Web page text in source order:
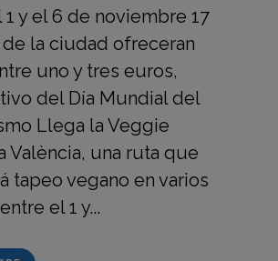
1 y el 6 de noviembre 17
la ciudad ofreceran
uno y tres euros,
del Día Mundial del
Llega la Veggie
València, una ruta que
tapeo vegano en varios
el 1 y...